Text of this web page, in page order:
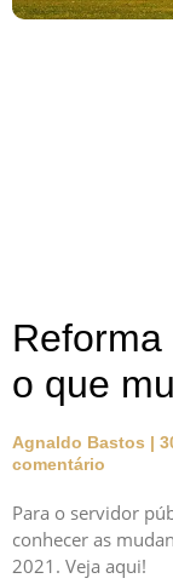
o que
Agnaldo Bastos
comentário
Para o servidor
conhecer as
2021. Veja aqui!